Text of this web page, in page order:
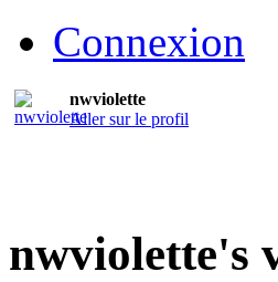
Connexion
nwviolette
Aller sur le profil
nwviolette's